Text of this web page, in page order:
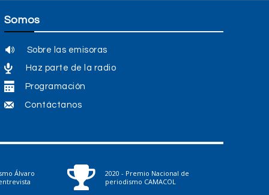
Somos
Sobre las emisoras
Haz parte de la radio
Programación
Contáctanos
Álvaro
2020 - Premio Nacional de
periodismo CAMACOL